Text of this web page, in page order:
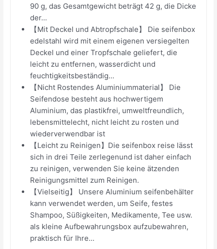
90 g, das Gesamtgewicht beträgt 42 g, die Dicke
der...
【Mit Deckel und Abtropfschale】 Die seifenbox
edelstahl wird mit einem eigenen versiegelten
Deckel und einer Tropfschale geliefert, die
leicht zu entfernen, wasserdicht und
feuchtigkeitsbeständig...
【Nicht Rostendes Aluminiummaterial】 Die
Seifendose besteht aus hochwertigem
Aluminium, das plastikfrei, umweltfreundlich,
lebensmittelecht, nicht leicht zu rosten und
wiederverwendbar ist
【Leicht zu Reinigen】Die seifenbox reise lässt
sich in drei Teile zerlegenund ist daher einfach
zu reinigen, verwenden Sie keine ätzenden
Reinigungsmittel zum Reinigen.
【Vielseitig】 Unsere Aluminium seifenbehälter
kann verwendet werden, um Seife, festes
Shampoo, Süßigkeiten, Medikamente, Tee usw.
als kleine Aufbewahrungsbox aufzubewahren,
praktisch für Ihre...